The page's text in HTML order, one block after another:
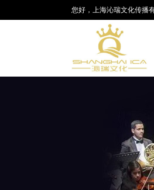
您好，上海沁瑞文化传播